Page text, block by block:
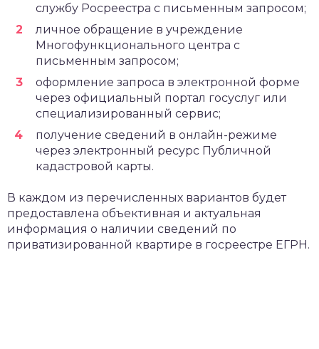
службу Росреестра с письменным запросом;
личное обращение в учреждение
Многофункционального центра с
письменным запросом;
оформление запроса в электронной форме
через официальный портал госуслуг или
специализированный сервис;
получение сведений в онлайн-режиме
через электронный ресурс Публичной
кадастровой карты.
В каждом из перечисленных вариантов будет
предоставлена объективная и актуальная
информация о наличии сведений по
приватизированной квартире в госреестре ЕГРН.